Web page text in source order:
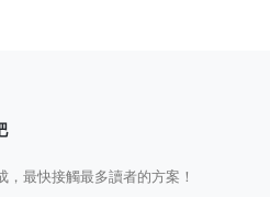
最快接觸最多讀者的方案！